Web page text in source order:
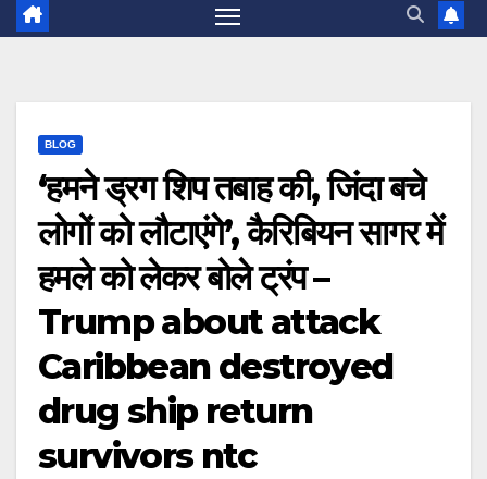
BLOG
‘हमने ड्रग शिप तबाह की, जिंदा बचे
लोगों को लौटाएंगे’, कैरिबियन सागर में
हमले को लेकर बोले ट्रंप –
Trump about attack
Caribbean destroyed
drug ship return
survivors ntc